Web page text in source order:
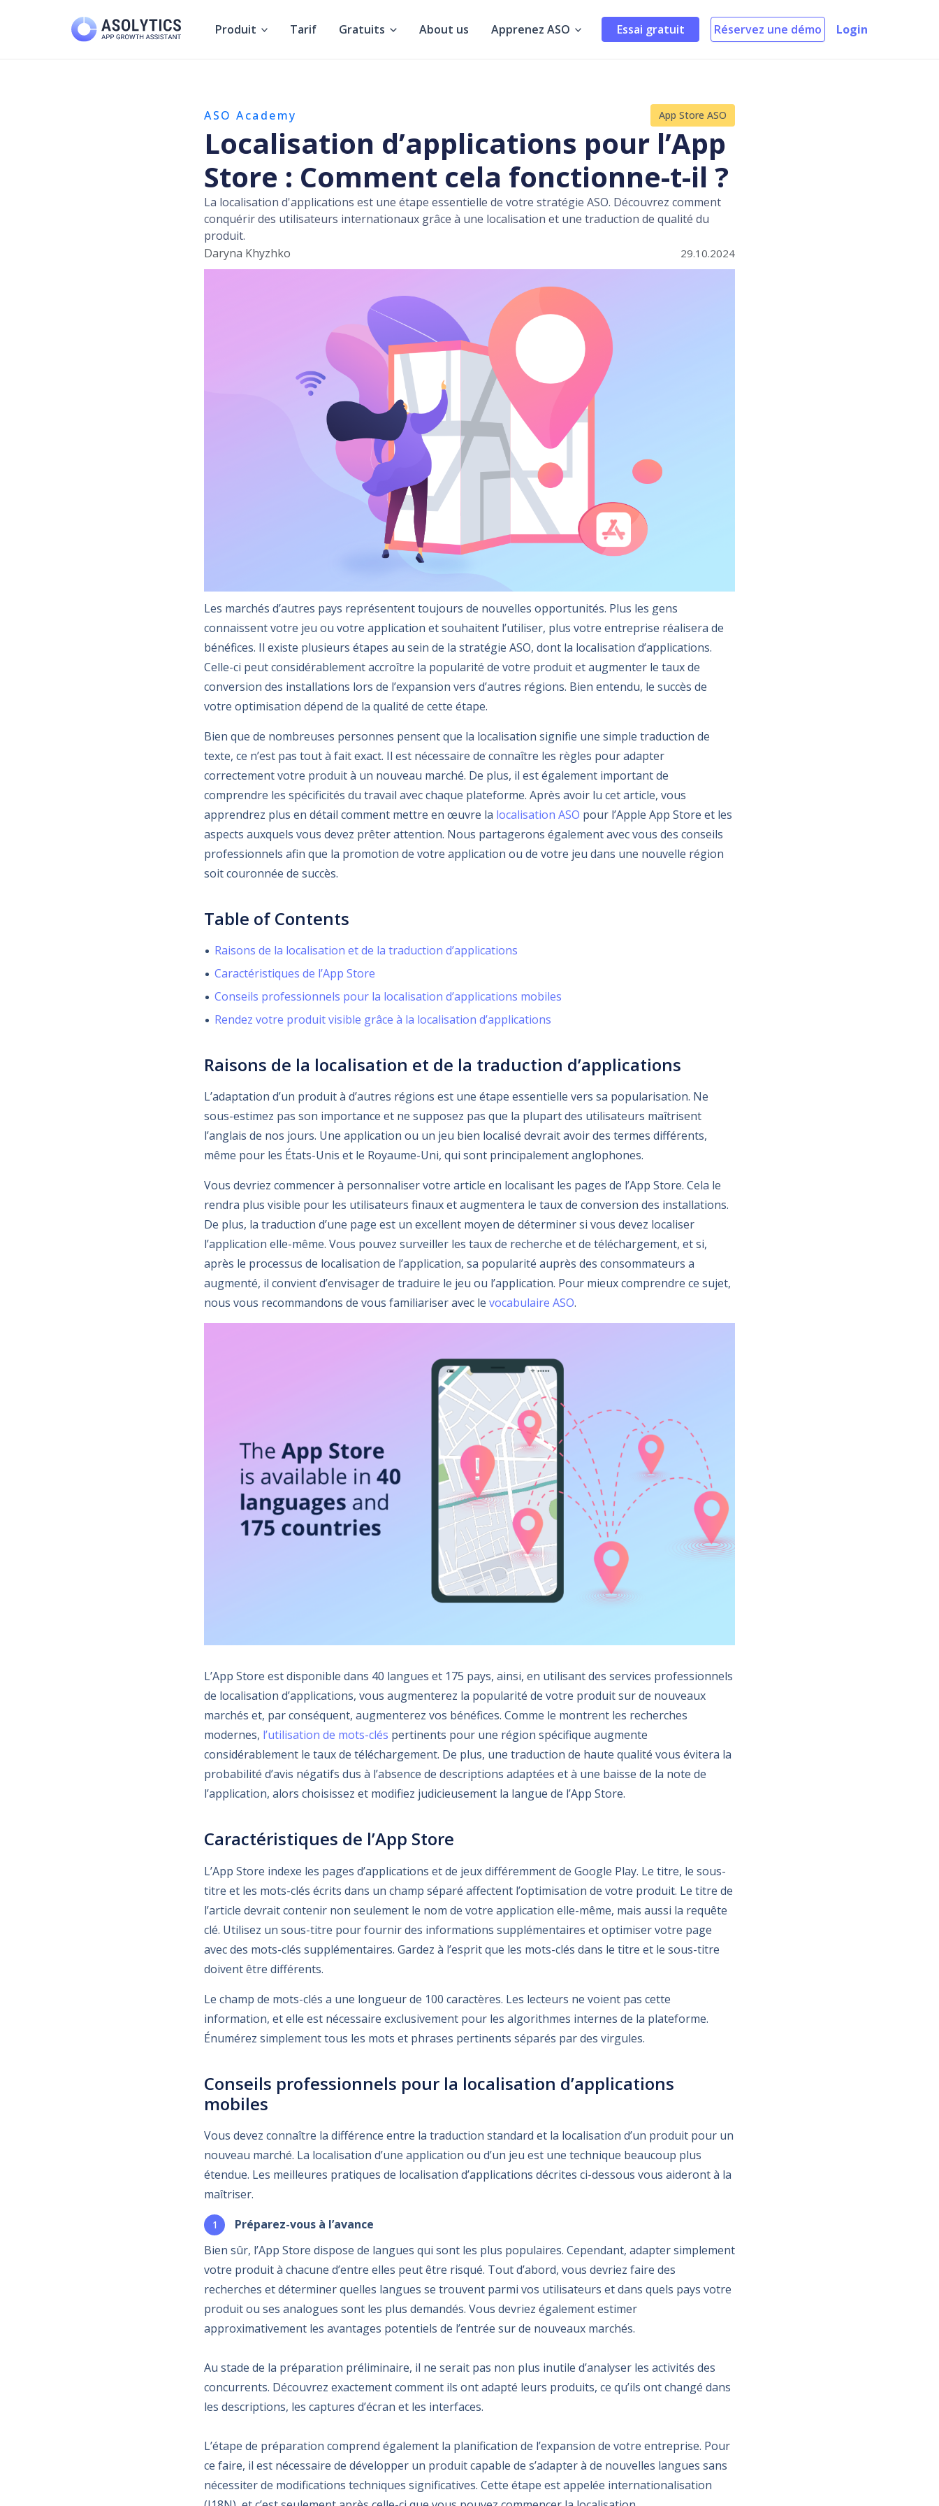
Produit Tarif Gratuits About us Apprenez ASO Essai gratuit Réservez une démo Login
ASO Academy App Store ASO
Localisation d’applications pour l’App
Store : Comment cela fonctionne-t-il ?
La localisation d'applications est une étape essentielle de votre stratégie ASO. Découvrez comment
conquérir des utilisateurs internationaux grâce à une localisation et une traduction de qualité du
produit.
Daryna Khyzhko
29.10.2024
Les marchés d’autres pays représentent toujours de nouvelles opportunités. Plus les gens
connaissent votre jeu ou votre application et souhaitent l’utiliser, plus votre entreprise réalisera de
bénéfices. Il existe plusieurs étapes au sein de la stratégie ASO, dont la localisation d’applications.
Celle-ci peut considérablement accroître la popularité de votre produit et augmenter le taux de
conversion des installations lors de l’expansion vers d’autres régions. Bien entendu, le succès de
votre optimisation dépend de la qualité de cette étape.
Bien que de nombreuses personnes pensent que la localisation signifie une simple traduction de
texte, ce n’est pas tout à fait exact. Il est nécessaire de connaître les règles pour adapter
correctement votre produit à un nouveau marché. De plus, il est également important de
comprendre les spécificités du travail avec chaque plateforme. Après avoir lu cet article, vous
apprendrez plus en détail comment mettre en œuvre la localisation ASO pour l’Apple App Store et les
aspects auxquels vous devez prêter attention. Nous partagerons également avec vous des conseils
professionnels afin que la promotion de votre application ou de votre jeu dans une nouvelle région
soit couronnée de succès.
Table of Contents
Raisons de la localisation et de la traduction d’applications
Caractéristiques de l’App Store
Conseils professionnels pour la localisation d’applications mobiles
Rendez votre produit visible grâce à la localisation d’applications
Raisons de la localisation et de la traduction d’applications
L’adaptation d’un produit à d’autres régions est une étape essentielle vers sa popularisation. Ne
sous-estimez pas son importance et ne supposez pas que la plupart des utilisateurs maîtrisent
l’anglais de nos jours. Une application ou un jeu bien localisé devrait avoir des termes différents,
même pour les États-Unis et le Royaume-Uni, qui sont principalement anglophones.
Vous devriez commencer à personnaliser votre article en localisant les pages de l’App Store. Cela le
rendra plus visible pour les utilisateurs finaux et augmentera le taux de conversion des installations.
De plus, la traduction d’une page est un excellent moyen de déterminer si vous devez localiser
l’application elle-même. Vous pouvez surveiller les taux de recherche et de téléchargement, et si,
après le processus de localisation de l’application, sa popularité auprès des consommateurs a
augmenté, il convient d’envisager de traduire le jeu ou l’application. Pour mieux comprendre ce sujet,
nous vous recommandons de vous familiariser avec le vocabulaire ASO.
L’App Store est disponible dans 40 langues et 175 pays, ainsi, en utilisant des services professionnels
de localisation d’applications, vous augmenterez la popularité de votre produit sur de nouveaux
marchés et, par conséquent, augmenterez vos bénéfices. Comme le montrent les recherches
modernes, l’utilisation de mots-clés pertinents pour une région spécifique augmente
considérablement le taux de téléchargement. De plus, une traduction de haute qualité vous évitera la
probabilité d’avis négatifs dus à l’absence de descriptions adaptées et à une baisse de la note de
l’application, alors choisissez et modifiez judicieusement la langue de l’App Store.
Caractéristiques de l’App Store
L’App Store indexe les pages d’applications et de jeux différemment de Google Play. Le titre, le sous-
titre et les mots-clés écrits dans un champ séparé affectent l’optimisation de votre produit. Le titre de
l’article devrait contenir non seulement le nom de votre application elle-même, mais aussi la requête
clé. Utilisez un sous-titre pour fournir des informations supplémentaires et optimiser votre page
avec des mots-clés supplémentaires. Gardez à l’esprit que les mots-clés dans le titre et le sous-titre
doivent être différents.
Le champ de mots-clés a une longueur de 100 caractères. Les lecteurs ne voient pas cette
information, et elle est nécessaire exclusivement pour les algorithmes internes de la plateforme.
Énumérez simplement tous les mots et phrases pertinents séparés par des virgules.
Conseils professionnels pour la localisation d’applications
mobiles
Vous devez connaître la différence entre la traduction standard et la localisation d’un produit pour un
nouveau marché. La localisation d’une application ou d’un jeu est une technique beaucoup plus
étendue. Les meilleures pratiques de localisation d’applications décrites ci-dessous vous aideront à la
maîtriser.
Préparez-vous à l’avance
Bien sûr, l’App Store dispose de langues qui sont les plus populaires. Cependant, adapter simplement
votre produit à chacune d’entre elles peut être risqué. Tout d’abord, vous devriez faire des
recherches et déterminer quelles langues se trouvent parmi vos utilisateurs et dans quels pays votre
produit ou ses analogues sont les plus demandés. Vous devriez également estimer
approximativement les avantages potentiels de l’entrée sur de nouveaux marchés.
Au stade de la préparation préliminaire, il ne serait pas non plus inutile d’analyser les activités des
concurrents. Découvrez exactement comment ils ont adapté leurs produits, ce qu’ils ont changé dans
les descriptions, les captures d’écran et les interfaces.
L’étape de préparation comprend également la planification de l’expansion de votre entreprise. Pour
ce faire, il est nécessaire de développer un produit capable de s’adapter à de nouvelles langues sans
nécessiter de modifications techniques significatives. Cette étape est appelée internationalisation